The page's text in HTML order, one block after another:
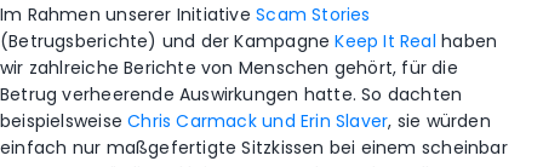
Im Rahmen unserer InitiativeScam Stories
(Betrugsberichte) und der KampagneKeep It Real haben
wir zahlreiche Berichte von Menschen gehört, für die
Betrug verheerende Auswirkungen hatte. So dachten
beispielsweiseChris Carmack und Erin Slaver, sie würden
einfach nur maßgefertigte Sitzkissen bei einem scheinbar